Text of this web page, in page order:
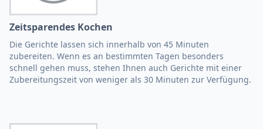
Zeitsparendes Kochen
Die Gerichte lassen sich innerhalb von 45 Minuten
zubereiten. Wenn es an bestimmten Tagen besonders
schnell gehen muss, stehen Ihnen auch Gerichte mit einer
Zubereitungszeit von weniger als 30 Minuten zur Verfügung.